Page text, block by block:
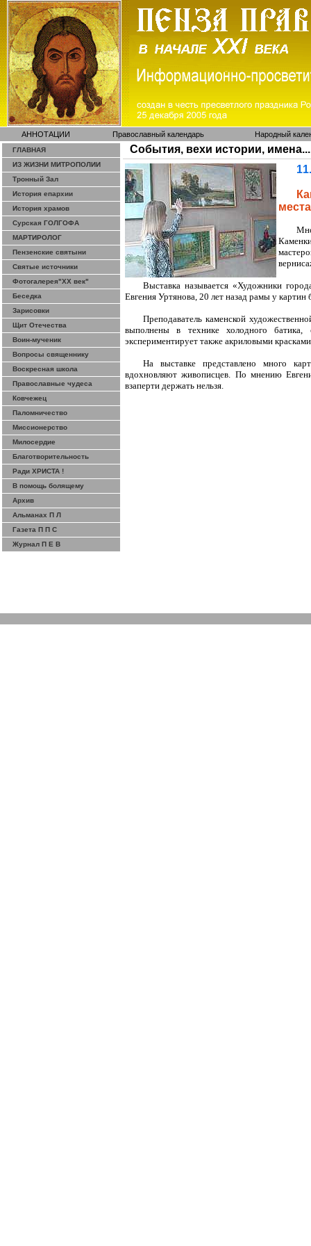
АННОТАЦИИ Православный календарь Народный
ГЛАВНАЯ
ИЗ ЖИЗНИ МИТРОПОЛИИ
Тронный Зал
История епархии
История храмов
Сурская ГОЛГОФА
МАРТИРОЛОГ
Пензенские святыни
Святые источники
Фотогалерея"ХХ век"
Беседка
Зарисовки
Щит Отечества
Воин-мученик
Вопросы священнику
Воскресная школа
Православные чудеса
Ковчежец
Паломничество
Миссионерство
Милосердие
Благотворительность
Ради ХРИСТА !
В помощь болящему
Архив
Альманах П Л
Газета П П С
Журнал П Е В
События, вехи истории, имена...
места
Выставка называется «Художники
Евгения Уртянова, 20 лет назад рамы у
Преподавателькаменской
выполнены в технике холодного
экспериментирует также акриловыми
На выставке представлено много
вдохновляют живописцев. По мнению
взаперти держать нельзя.